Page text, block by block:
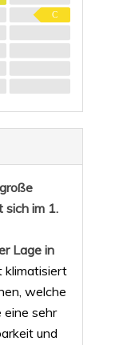
C
sich im 1.
Lage in
klimatisiert
welche
eine sehr
und